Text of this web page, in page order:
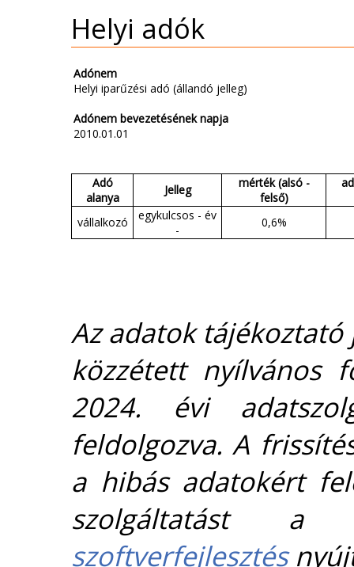
Helyi adók
Adónem
Helyi iparűzési adó (állandó jelleg)
Adónem bevezetésének napja
2010.01.01
Adó
alanya
Jelleg
mérték (alsó -
felső)
vállalkozó
egykulcsos - év
-
0,6%
Az adatok
közzétett nyílvános
2024. évi
feldolgozva. A
a hibás adatokért
szolgáltatást
szoftverfejlesztés